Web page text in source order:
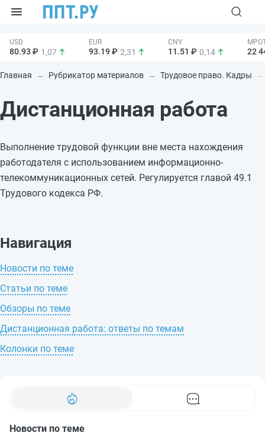
80.93 ₽ 1,07 93.19 ₽ 2,31 11.51 ₽ 0,14 22
Главная Рубрикатор материалов Трудовое право. Кадры
Дистанционная работа
Выполнение трудовой функции вне места нахождения
работодателя с использованием информационно-
телекоммуникационных сетей. Регулируется главой 49.1
Трудового кодекса РФ.
Новости по теме
Навигация
Новости по теме
Статьи по теме
Обзоры по теме
Дистанционная работа: ответы по темам
Колонки по теме